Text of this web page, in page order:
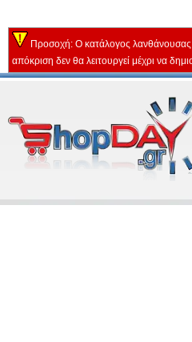
Προσοχή: Ο κατάλογος
απόκριση δεν θα λειτουργεί μέχρι να